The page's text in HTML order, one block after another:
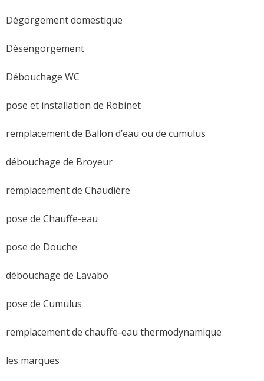
Dégorgement domestique
Désengorgement
Débouchage WC
pose et installation de Robinet
remplacement de Ballon d’eau ou de cumulus
débouchage de Broyeur
remplacement de Chaudière
pose de Chauffe-eau
pose de Douche
débouchage de Lavabo
pose de Cumulus
remplacement de chauffe-eau thermodynamique
les marques